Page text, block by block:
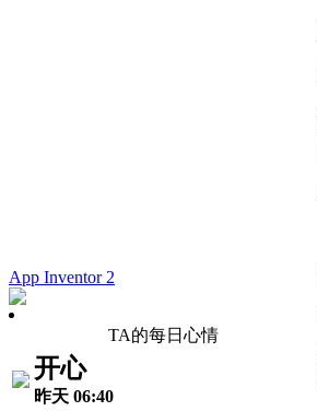
App Inventor 2
TA的每日心情
开心
昨天 06:40